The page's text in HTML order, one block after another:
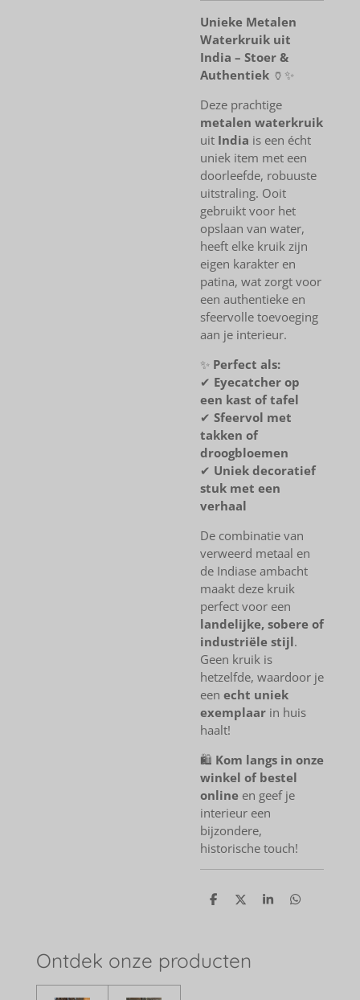
Unieke Metalen
Waterkruik uit
India – Stoer &
Authentiek 🏺✨
Deze prachtige
metalen waterkruik
uit India is een écht
uniek item met een
doorleefde, robuuste
uitstraling. Ooit
gebruikt voor het
opslaan van water,
heeft elke kruik zijn
eigen karakter en
patina, wat zorgt voor
een authentieke en
sfeervolle toevoeging
aan je interieur.
✨ Perfect als:
✔ Eyecatcher op
een kast of tafel
✔ Sfeervol met
takken of
droogbloemen
✔ Uniek decoratief
stuk met een
verhaal
De combinatie van
verweerd metaal en
de Indiase ambacht
maakt deze kruik
perfect voor een
landelijke, sobere of
industriële stijl.
Geen kruik is
hetzelfde, waardoor je
een echt uniek
exemplaar in huis
haalt!
🛍 Kom langs in onze
winkel of bestel
online en geef je
interieur een
bijzondere,
historische touch!
D
D
S
D
Ontdek onze producten